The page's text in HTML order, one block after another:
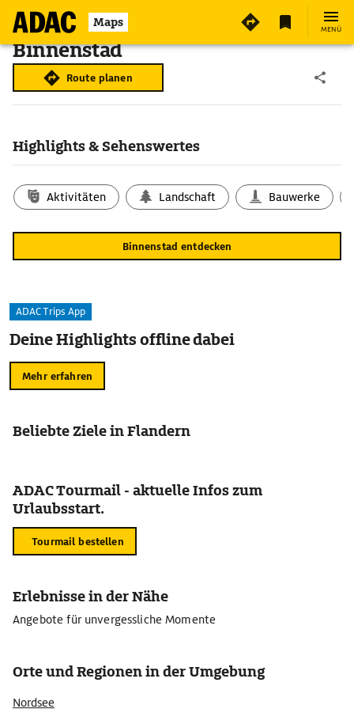
Maps MENÜ
Binnenstad
Route planen
Highlights & Sehenswertes
Aktivitäten Landschaft Bauwerke
Binnenstad entdecken
ADAC Trips App
Deine Highlights offline dabei
Mehr erfahren
Beliebte Ziele in Flandern
ADAC Tourmail - aktuelle Infos zum
Urlaubsstart.
Tourmail bestellen
Erlebnisse in der Nähe
Angebote für unvergessliche Momente
Orte und Regionen in der Umgebung
Nordsee